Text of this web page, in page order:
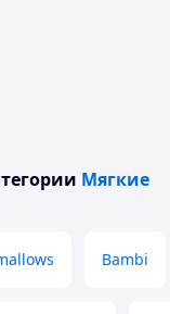
Мягкие
Bambi